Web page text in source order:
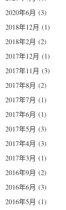
2020年6月 (3)
2018年12月 (1)
2018年2月 (2)
2017年12月 (1)
2017年11月 (3)
2017年8月 (2)
2017年7月 (1)
2017年6月 (1)
2017年5月 (3)
2017年4月 (3)
2017年3月 (1)
2016年9月 (2)
2016年6月 (3)
2016年5月 (1)